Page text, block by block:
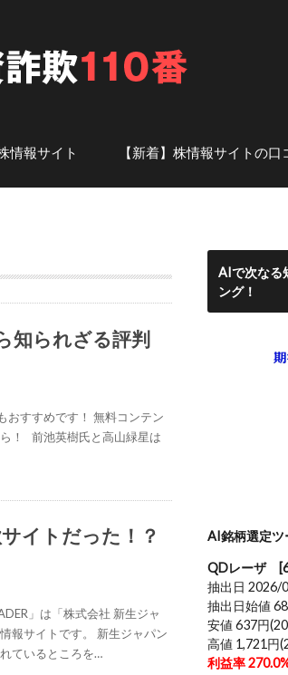
情報サイト
ら・わ行
字 話題の投資系アナリスト
【新着】株情報サイトの口
証券会社の口コミ・評判
知られざる評判
おすすめです！ 無料コンテン
！ 前池英樹氏と高山緑星は
イトだった！？
」は「株式会社 新生ジャ
報サイトです。 新生ジャパン
ているところを…
AIで次なる
ング！
AI銘柄選定ツ
QDレーザ
抽出日 2026/
抽出日始値
安値 637円
高値 1,721円
利益率